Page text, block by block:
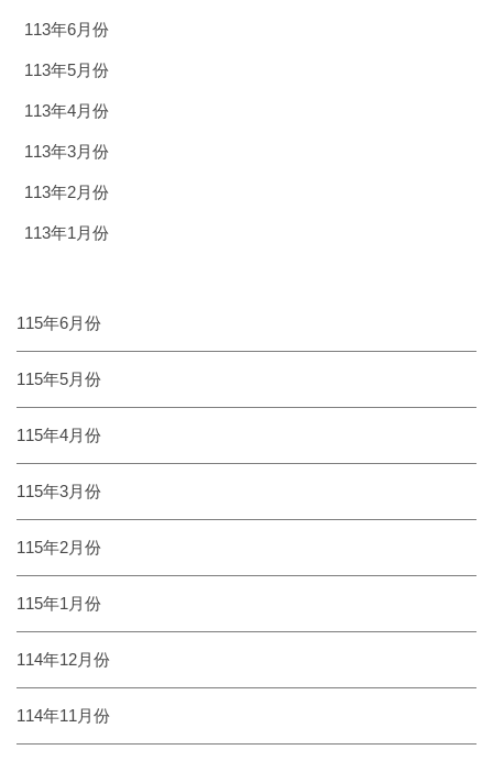
113年6月份
113年5月份
113年4月份
113年3月份
113年2月份
113年1月份
115年6月份
115年5月份
115年4月份
115年3月份
115年2月份
115年1月份
114年12月份
114年11月份